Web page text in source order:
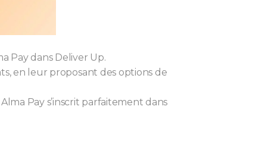
Pay dans Deliver Up.
en leur proposant des options de
Pay s’inscrit parfaitement dans